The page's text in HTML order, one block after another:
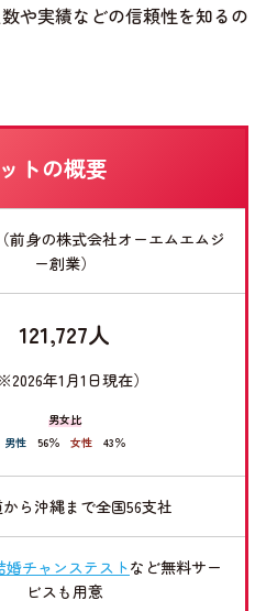
や実績などの信頼性を知るの
トの概要
前身の株式会社オーエムエムジ
ー創業）
121,727人
※2026年1月1日現在）
男女比
男性
56％ 女性 43％
ら沖縄まで全国56支社
婚チャンステストなど無料サー
ビスも用意